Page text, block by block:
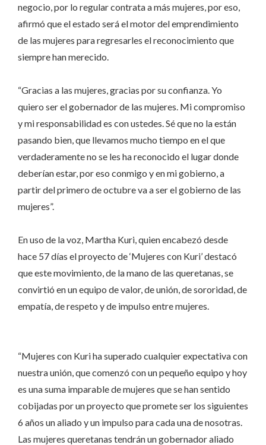
negocio, por lo regular contrata a más mujeres, por eso,
afirmó que el estado será el motor del emprendimiento
de las mujeres para regresarles el reconocimiento que
siempre han merecido.
“Gracias a las mujeres, gracias por su confianza. Yo
quiero ser el gobernador de las mujeres. Mi compromiso
y mi responsabilidad es con ustedes. Sé que no la están
pasando bien, que llevamos mucho tiempo en el que
verdaderamente no se les ha reconocido el lugar donde
deberían estar, por eso conmigo y en mi gobierno, a
partir del primero de octubre va a ser el gobierno de las
mujeres”.
En uso de la voz, Martha Kuri, quien encabezó desde
hace 57 días el proyecto de ‘Mujeres con Kuri’ destacó
que este movimiento, de la mano de las queretanas, se
convirtió en un equipo de valor, de unión, de sororidad, de
empatía, de respeto y de impulso entre mujeres.
“Mujeres con Kuri ha superado cualquier expectativa con
nuestra unión, que comenzó con un pequeño equipo y hoy
es una suma imparable de mujeres que se han sentido
cobijadas por un proyecto que promete ser los siguientes
6 años un aliado y un impulso para cada una de nosotras.
Las mujeres queretanas tendrán un gobernador aliado